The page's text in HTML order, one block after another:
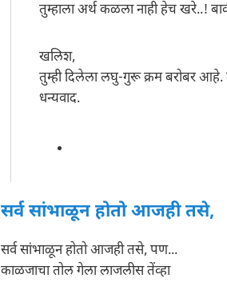
तुम्हाला अर्थ कळला नाही हेच खरे..!
खलिश,
तुम्ही दिलेला लघु-गुरू क्रम बरोबर
धन्यवाद.
सर्व सांभाळून होतो आजही तसे,
सर्व सांभाळून होतो आजही तसे, पण...
काळजाचा तोल गेला लाजलीस तेंव्हा